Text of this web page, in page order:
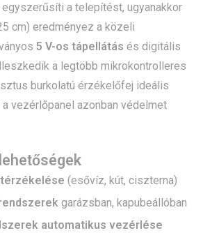
egyszerűsíti a telepítést, ugyanakkor
cm) eredményez a közeli
5 V-os tápellátás és digitális
a legtöbb mikrokontrolleres
burkolatú érzékelőfej ideális
vezérlőpanel azonban védelmet
(esővíz, kút, ciszterna)
garázsban, kapubeállóban
automatikus vezérlése